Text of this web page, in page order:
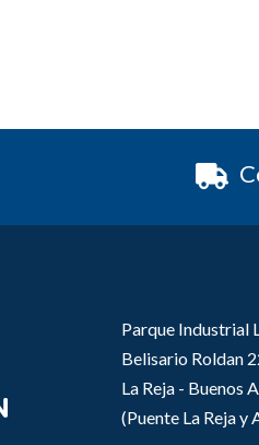
Parque Industrial
Belisario Roldan
La Reja - Buenos
(Puente La Reja y